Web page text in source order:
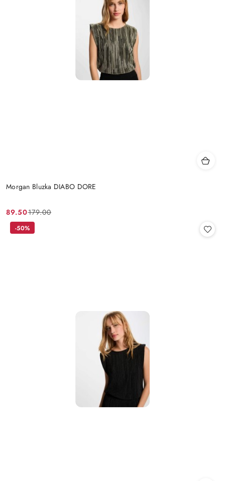
Morgan Bluzka DIABO DORE
Cena
promocyjna:
89.50
Cena
przed
179.00
-50%